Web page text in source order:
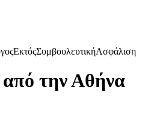
ΕκτόςΣυμβουλευτικήΑσφάλιση
την Αθήνα